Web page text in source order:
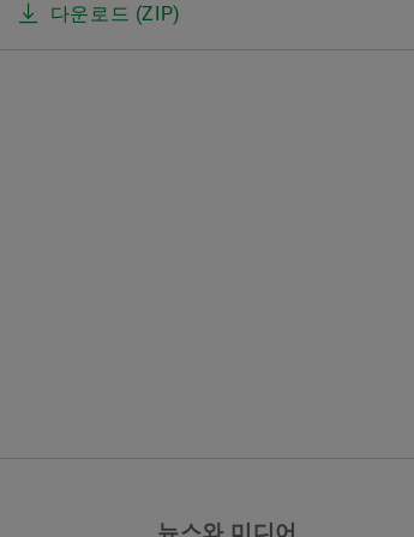
다운로드 (ZIP)
뉴스와 미디어